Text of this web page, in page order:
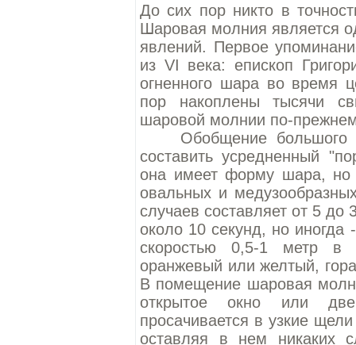
До сих пор никто в
Шаровая молния является
явлений. Первое
из VI века: епископ
огненного шара во время
пор накоплены тысячи
шаровой молнии по-
Обобщение большого
составить усредненный
она имеет форму шара, но
овальных и
случаев составляет от 5
около 10 секунд, но иногда
скоростью 0,5-1 метр в
оранжевый или желтый,
В помещение шаровая
открытое окно или
просачивается в узкие
оставляя в нем никаких